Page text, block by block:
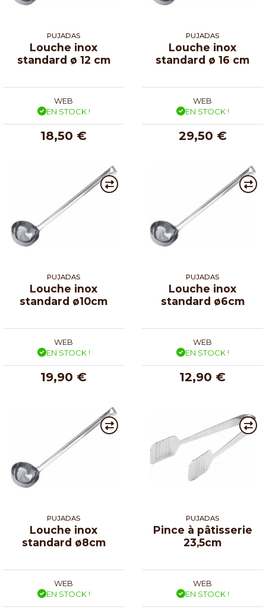
PUJADAS
Louche inox
standard ø 12 cm
WEB
EN STOCK !
18,50 €
PUJADAS
Louche inox
standard ø 16 cm
WEB
EN STOCK !
29,50 €
PUJADAS
Louche inox
standard ø10cm
WEB
EN STOCK !
19,90 €
PUJADAS
Louche inox
standard ø6cm
WEB
EN STOCK !
12,90 €
PUJADAS
Louche inox
standard ø8cm
WEB
EN STOCK !
PUJADAS
Pince à pâtisserie
23,5cm
WEB
EN STOCK !